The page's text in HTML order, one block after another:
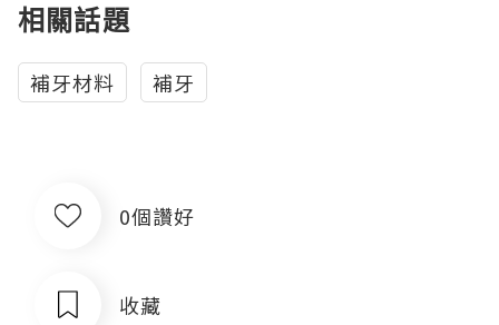
相關話題
補牙材料 補牙
0個讚好
收藏